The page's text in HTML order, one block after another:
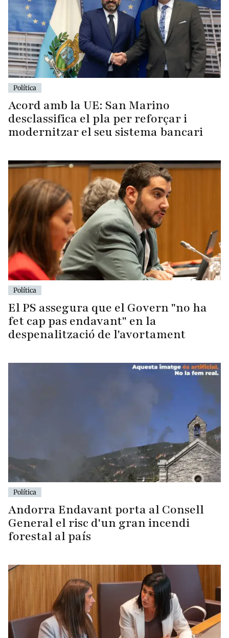
Política
Acord amb la UE: San Marino
desclassifica el pla per reforçar i
modernitzar el seu sistema bancari
Política
El PS assegura que el Govern "no ha
fet cap pas endavant" en la
despenalització de l'avortament
Política
Andorra Endavant porta al Consell
General el risc d'un gran incendi
forestal al país